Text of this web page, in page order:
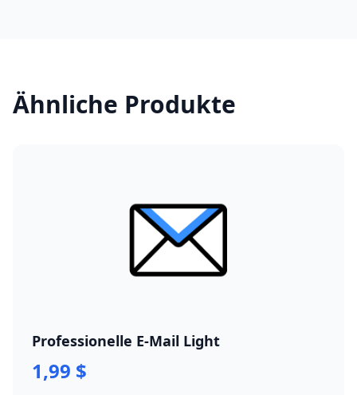
Ähnliche Produkte
Professionelle E-Mail Light
1,99 $